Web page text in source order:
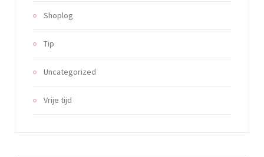
Shoplog
Tip
Uncategorized
Vrije tijd